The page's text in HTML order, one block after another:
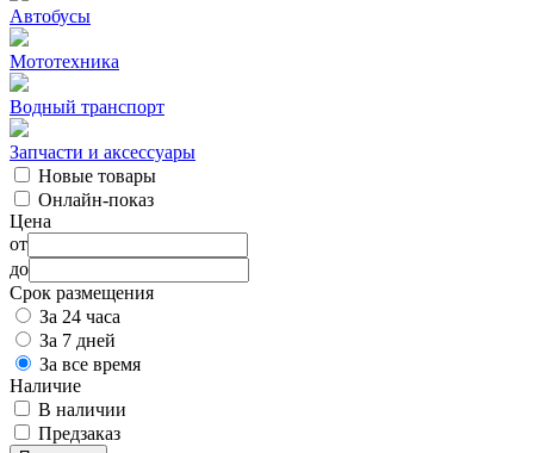
Автобусы
Мототехника
Водный транспорт
Запчасти и аксессуары
Новые товары
Онлайн-показ
Цена
от
до
Срок размещения
За 24 часа
За 7 дней
За все время
Наличие
В наличии
Предзаказ